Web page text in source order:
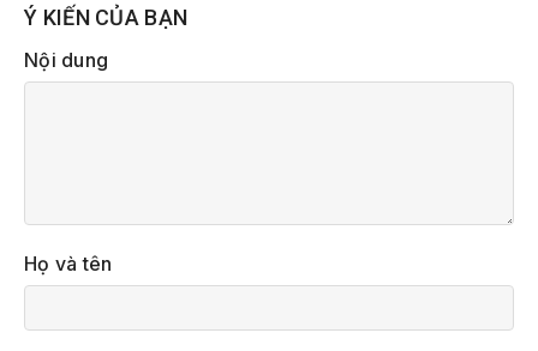
Ý KIẾN CỦA BẠN
Nội dung
Họ và tên